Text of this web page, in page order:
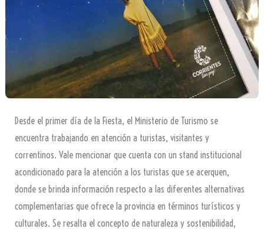
Desde el primer día de la Fiesta, el Ministerio de Turismo se
encuentra trabajando en atención a turistas, visitantes y
correntinos. Vale mencionar que cuenta con un stand institucional
acondicionado para la atención a los turistas que se acerquen,
donde se brinda información respecto a las diferentes alternativas
complementarias que ofrece la provincia en términos turísticos y
culturales. Se resalta el concepto de naturaleza y sostenibilidad,